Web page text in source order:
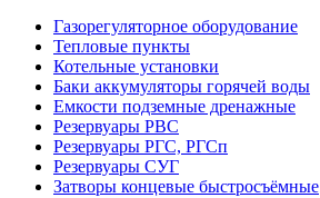
Газорегуляторное оборудование
Тепловые пункты
Котельные установки
Баки аккумуляторы горячей воды
Емкости подземные дренажные
Резервуары РВС
Резервуары РГС, РГСп
Резервуары СУГ
Затворы концевые быстросъёмные